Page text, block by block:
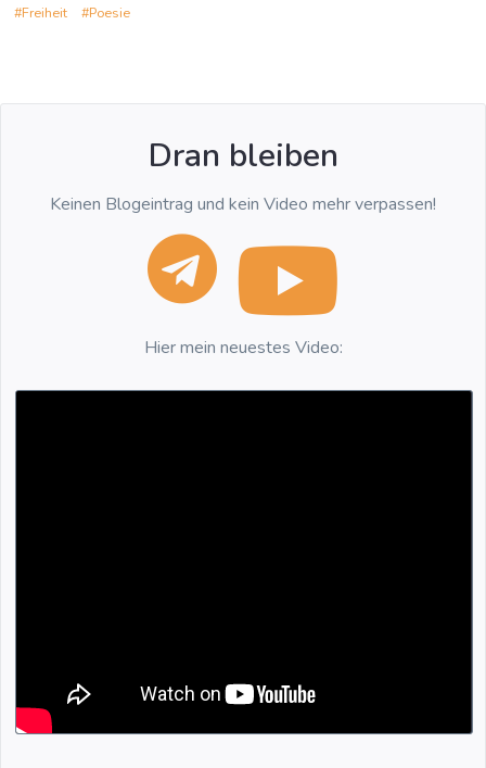
Freiheit Poesie
Dran bleiben
Keinen Blogeintrag und kein Video mehr verpassen!
Hier mein neuestes Video: